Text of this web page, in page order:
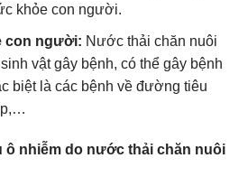
khỏe con người.
con người: Nước thải chăn nuôi
vật gây bệnh, có thể gây bệnh
biệt là các bệnh về đường tiêu
ô nhiễm do nước thải chăn nuôi